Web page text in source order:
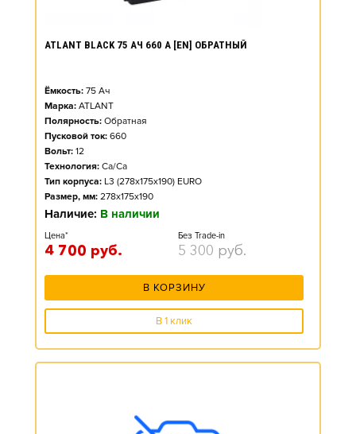
ATLANT BLACK 75 АЧ 660 А [EN] ОБРАТНЫЙ
Ёмкость: 75 Ач
Марка: ATLANT
Полярность: Обратная
Пусковой ток: 660
Вольт: 12
Технология: Ca/Ca
Тип корпуса: L3 (278x175x190) EURO
Размер, мм: 278x175x190
Наличие: В наличии
Цена*
4 700 руб.
Без Trade-in
5 300 руб.
В КОРЗИНУ
В 1 клик